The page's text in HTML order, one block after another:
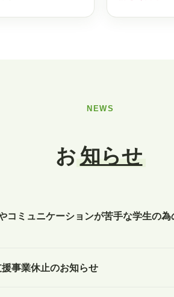
NEWS
お 知らせ
コミュニケーションが苦手な学生の
援事業休止のお知らせ